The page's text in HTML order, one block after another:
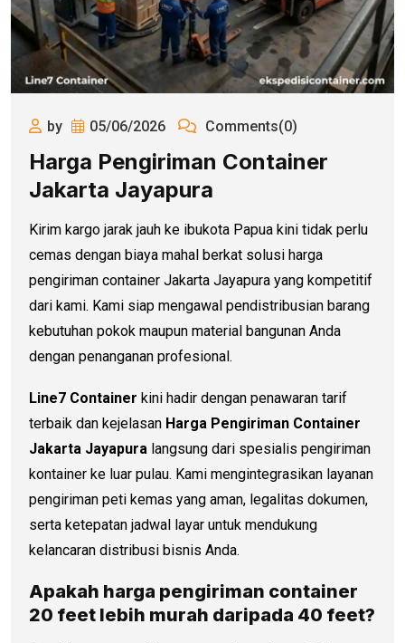
by 05/06/2026 Comments(0)
Harga Pengiriman Container
Jakarta Jayapura
Kirim kargo jarak jauh ke ibukota Papua kini tidak perlu
cemas dengan biaya mahal berkat solusi harga
pengiriman container Jakarta Jayapura yang kompetitif
dari kami. Kami siap mengawal pendistribusian barang
kebutuhan pokok maupun material bangunan Anda
dengan penanganan profesional.
Line7 Container kini hadir dengan penawaran tarif
terbaik dan kejelasan Harga Pengiriman Container
Jakarta Jayapura langsung dari spesialis pengiriman
kontainer ke luar pulau. Kami mengintegrasikan layanan
pengiriman peti kemas yang aman, legalitas dokumen,
serta ketepatan jadwal layar untuk mendukung
kelancaran distribusi bisnis Anda.
Apakah harga pengiriman container
20 feet lebih murah daripada 40 feet?